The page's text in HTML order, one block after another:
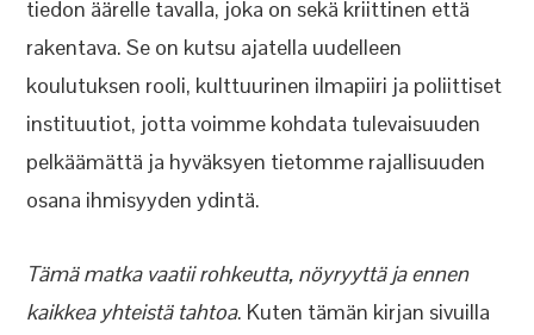
tiedon äärelle tavalla, joka on sekä kriittinen että
rakentava. Se on kutsu ajatella uudelleen
koulutuksen rooli, kulttuurinen ilmapiiri ja poliittiset
instituutiot, jotta voimme kohdata tulevaisuuden
pelkäämättä ja hyväksyen tietomme rajallisuuden
osana ihmisyyden ydintä.
Tämä matka vaatii rohkeutta, nöyryyttä ja ennen
kaikkea yhteistä tahtoa. Kuten tämän kirjan sivuilla